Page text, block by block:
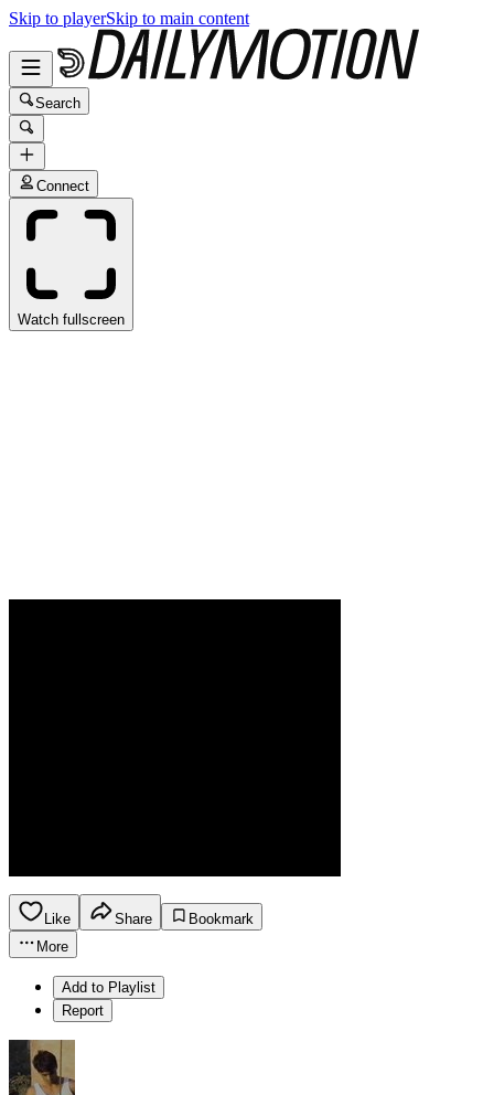
Skip to playerSkip to main content
Search
Connect
Watch fullscreen
Like Share
Bookmark
More
Add to Playlist
Report